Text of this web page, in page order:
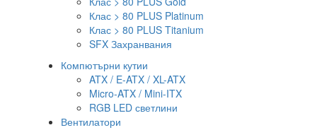
Клас > 80 PLUS Platinum
Клас > 80 PLUS Titanium
SFX Захранвания
Компютърни кутии
ATX / E-ATX / XL-ATX
Micro-ATX / Mini-ITX
RGB LED светлини
Вентилатори